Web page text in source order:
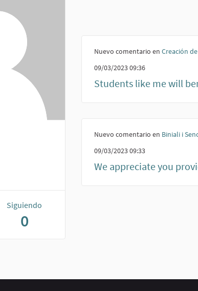
Siguiendo
0
Nuevo comentario en Creación
09/03/2023 09:36
Students like me will
Nuevo comentario en Biniali i
09/03/2023 09:33
We appreciate you